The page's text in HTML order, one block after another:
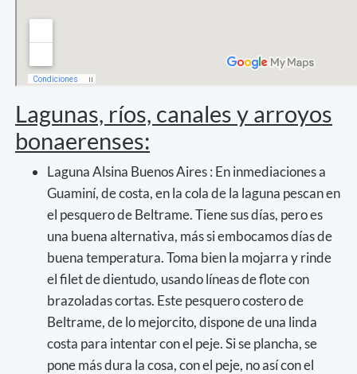
Lagunas, ríos, canales y arroyos
bonaerenses:
Laguna Alsina Buenos Aires : En inmediaciones a
Guaminí, de costa, en la cola de la laguna pescan en
el pesquero de Beltrame. Tiene sus días, pero es
una buena alternativa, más si embocamos días de
buena temperatura. Toma bien la mojarra y rinde
el filet de dientudo, usando líneas de flote con
brazoladas cortas. Este pesquero costero de
Beltrame, de lo mejorcito, dispone de una linda
costa para intentar con el peje. Si se plancha, se
pone más dura la cosa, con el peje, no así con el